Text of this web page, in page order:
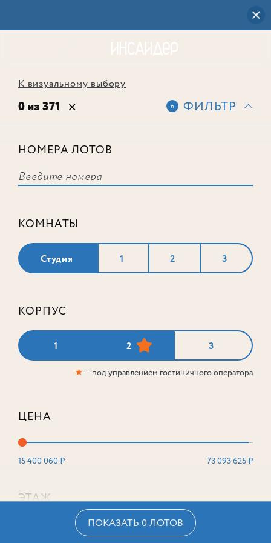
К визуальному выбору
0 из 371 6 ФИЛЬТР
НОМЕРА ЛОТОВ
КОМНАТЫ
Студия 1 2 3
КОРПУС
1 2 3
★— под управлением гостиничного оператора
ЦЕНА
15 400 060 ₽ 73 093 625 ₽
ЭТАЖ
ПОКАЗАТЬ 0 ЛОТОВ
соответствует ни одного лота